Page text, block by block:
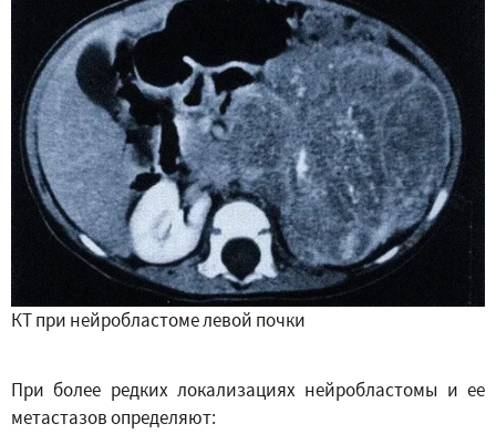
КТ при нейробластоме левой почки
При более редких локализациях нейробластомы и ее
метастазов определяют: